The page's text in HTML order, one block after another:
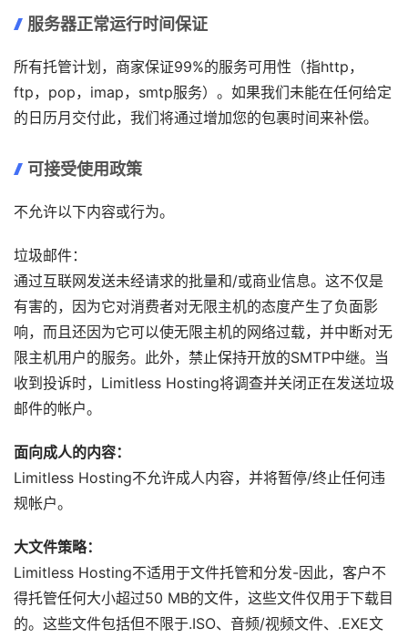
服务器正常运行时间保证
所有托管计划，商家保证99%的服务可用性（指http，
ftp，pop，imap，smtp服务）。如果我们未能在任何给定
的日历月交付此，我们将通过增加您的包裹时间来补偿。
可接受使用政策
不允许以下内容或行为。
垃圾邮件：
通过互联网发送未经请求的批量和/或商业信息。这不仅是
有害的，因为它对消费者对无限主机的态度产生了负面影
响，而且还因为它可以使无限主机的网络过载，并中断对无
限主机用户的服务。此外，禁止保持开放的SMTP中继。当
收到投诉时，Limitless Hosting将调查并关闭正在发送垃圾
邮件的帐户。
面向成人的内容：
Limitless Hosting不允许成人内容，并将暂停/终止任何违
规帐户。
大文件策略：
Limitless Hosting不适用于文件托管和分发-因此，客户不
得托管任何大小超过50 MB的文件，这些文件仅用于下载目
的。这些文件包括但不限于.ISO、音频/视频文件、.EXE文